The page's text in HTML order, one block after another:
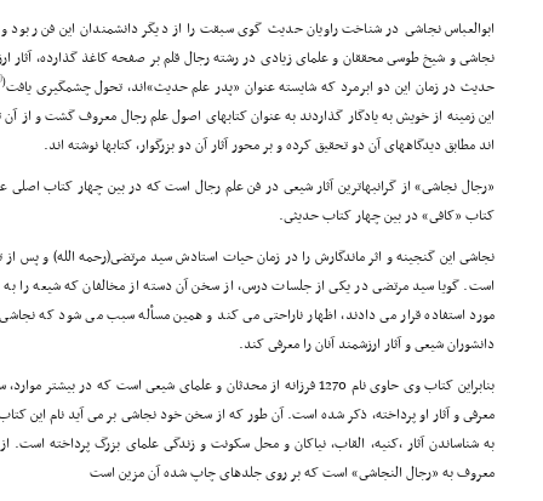
ابوالعباس نجاشى در شناخت راویان حدیث گوى سبقت را از دیگر دانشمندان این فن ربود
نجاشى و شیخ طوسى محققان و علماى زیادى در رشته رجال قلم بر صفحه کاغذ گذارده، آثار
حدیث در زمان این دو ابرمرد که شایسته عنوان «پدر علم حدیث»اند، تحول چشمگیرى یافت(
[33]
این زمینه از خویش به یادگار گذاردند به عنوان کتابهاى اصول علم رجال معروف گشت و از
اند مطابق دیدگاههاى آن دو تحقیق کرده و بر محور آثار آن دو بزرگوار، کتابها نوشته اند.
«رجال نجاشى» از گرانبهاترین آثار شیعى در فن علم رجال است که در بین چهار کتاب
کتاب «کافى» در بین چهار کتاب حدیثى.
نجاشى این گنجینه و اثر ماندگارش را در زمان حیات استادش سید مرتضى(رحمه الله) و پس
است. گویا سید مرتضى در یکى از جلسات درس، از سخن آن دسته از مخالفان که شیعه را به
مورد استفاده قرار مى دادند، اظهار ناراحتى مى کند و همین مسأله سبب مى شود که
دانشوران شیعى و آثار ارزشمند آنان را معرفى کند.
بنابراین کتاب وى حاوى نام 1270 فرزانه از محدثان و علماى شیعى است که
معرفى و آثار او پرداخته، ذکر شده است. آن طور که از سخن خود نجاشى بر مى آید نام این
به شناساندن آثار ،کنیه، القاب، نیاکان و محل سکونت و زندگى علماى بزرگ پرداخته
معروف به «رجال النجاشى» است که بر روى جلدهاى چاپ شده آن مزین است